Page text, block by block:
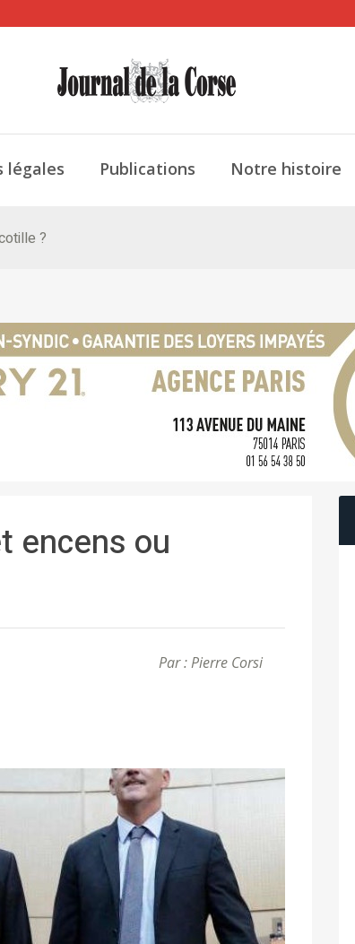
légales Publications Notre histoire
?
encens ou
Par : Pierre Corsi